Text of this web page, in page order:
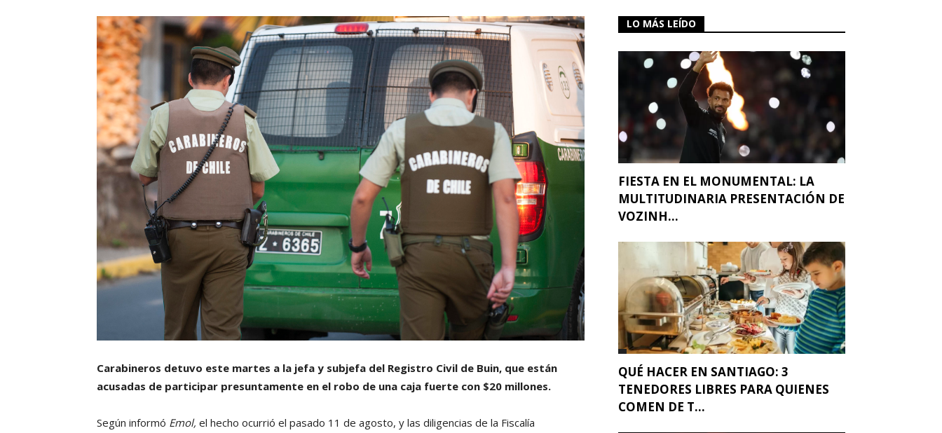
Carabineros detuvo este martes a la jefa y subjefa del Registro Civil de Buin, que están
acusadas de participar presuntamente en el robo de una caja fuerte con $20 millones.
Según informó Emol, el hecho ocurrió el pasado 11 de agosto, y las diligencias de la Fiscalía
LO MÁS LEÍDO
FIESTA EN EL MONUMENTAL: LA
MULTITUDINARIA PRESENTACIÓN DE
VOZINH...
QUÉ HACER EN SANTIAGO: 3
TENEDORES LIBRES PARA QUIENES
COMEN DE T...